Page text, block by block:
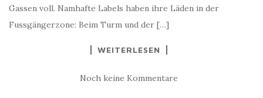
Gassen voll. Namhafte Labels haben ihre Läden in der
Fussgängerzone: Beim Turm und der […]
WEITERLESEN
Noch keine Kommentare